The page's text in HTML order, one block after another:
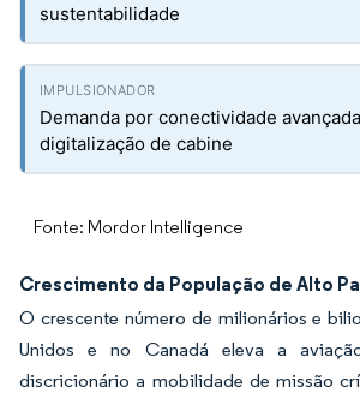
sustentabilidade
Demanda por conectividade
digitalização de cabine
Fonte: Mordor Intelligence
Crescimento da População de Alto
O crescente número de milionários e
Unidos e no Canadá eleva a
discricionário a mobilidade de missão